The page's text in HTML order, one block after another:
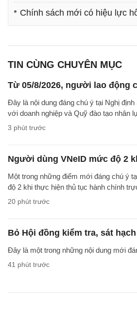
Chính sách mới có hiệu lực
TIN CÙNG CHUYÊN MỤC
Từ 05/8/2026, người lao động
Đây là nội dung đáng chú ý tại Nghị
với doanh nghiệp và Quỹ đào tạo nhân
3 phút trước
Người dùng VNeID mức độ 2
Một trong những điểm mới đáng chú ý
độ 2 khi thực hiện thủ tục hành chính
20 phút trước
Bỏ Hội đồng kiểm tra, sát
Đây là một trong những nội dung mới
41 phút trước